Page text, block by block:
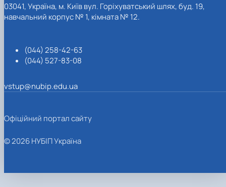
03041, Україна, м. Київ вул. Горіхуватський шлях, буд. 19,
навчальний корпус № 1, кімната № 12.
(044) 258-42-63
(044) 527-83-08
vstup@nubip.edu.ua
Офіційний портал сайту
© 2026 НУБІП Україна